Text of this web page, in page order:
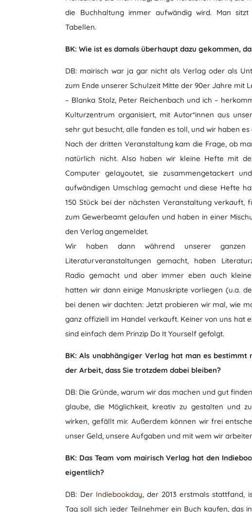
die Buchhaltung immer aufwändig wird. Man
Tabellen.
BK: Wie ist es damals überhaupt dazu gekommen,
DB: mairisch war ja gar nicht als Verlag oder als
zum Ende unserer Schulzeit Mitte der 90er Jahre mit
– Blanka Stolz, Peter Reichenbach und ich –
Kulturzentrum organisiert, mit Autor*innen aus
sehr gut besucht, alle fanden es toll, und wir haben
Nach der dritten Veranstaltung kam die Frage, ob
natürlich nicht. Also haben wir kleine Hefte mit
Computer gelayoutet, sie zusammengetackert
aufwändigen Umschlag gemacht und diese Hefte
150 Stück bei der nächsten Veranstaltung verkauft,
zum Gewerbeamt gelaufen und haben in einer
den Verlag angemeldet.
Wir haben dann während unserer ganzen
Literaturveranstaltungen gemacht, haben
Radio gemacht und aber immer eben auch
hatten wir dann einige Manuskripte vorliegen (u.a.
bei denen wir dachten: Jetzt probieren wir mal, wie
ganz offiziell im Handel verkauft. Keiner von uns hat
sind einfach dem Prinzip Do It Yourself gefolgt.
BK: Als unabhängiger Verlag hat man es
der Arbeit, dass Sie trotzdem dabei bleiben?
DB: Die Gründe, warum wir das machen und gut
glaube, die Möglichkeit, kreativ zu gestalten und
wirken, gefällt mir. Außerdem können wir frei
unser Geld, unsere Aufgaben und mit wem wir
BK: Das Team vom mairisch Verlag hat den
eigentlich?
DB: Der Indiebookday, der 2013 erstmals stattfand,
Tag soll sich jeder Teilnehmer ein Buch kaufen, das